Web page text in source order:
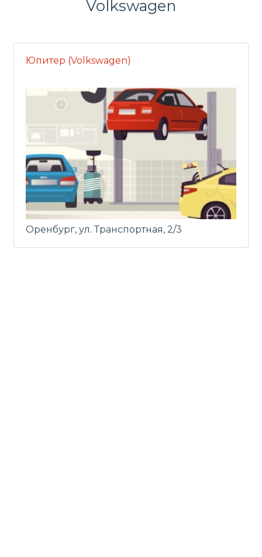
Volkswagen
Юпитер (Volkswagen)
Оренбург, ул. Транспортная, 2/3